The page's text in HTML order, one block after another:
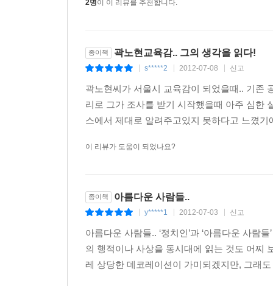
2명이 이 리뷰를 추천합니다.
종이책 곽노현교육감.. 그의 생각을 읽다!
s*****2 2012-07-08 신고
곽노현씨가 서울시 교육감이 되었을때.. 기존
리로 그가 조사를 받기 시작했을때 아주 심한
스에서 제대로 알려주고있지 못하다고 느꼈
이 리뷰가 도움이 되었나요?
종이책 아름다운 사람들..
y*****1 2012-07-03 신고
아름다운 사람들.. ‘정치인’과 ‘아름다운 사람
의 행적이나 사상을 동시대에 읽는 것도 어찌
레 상당한 데코레이션이 가미되겠지만, 그래